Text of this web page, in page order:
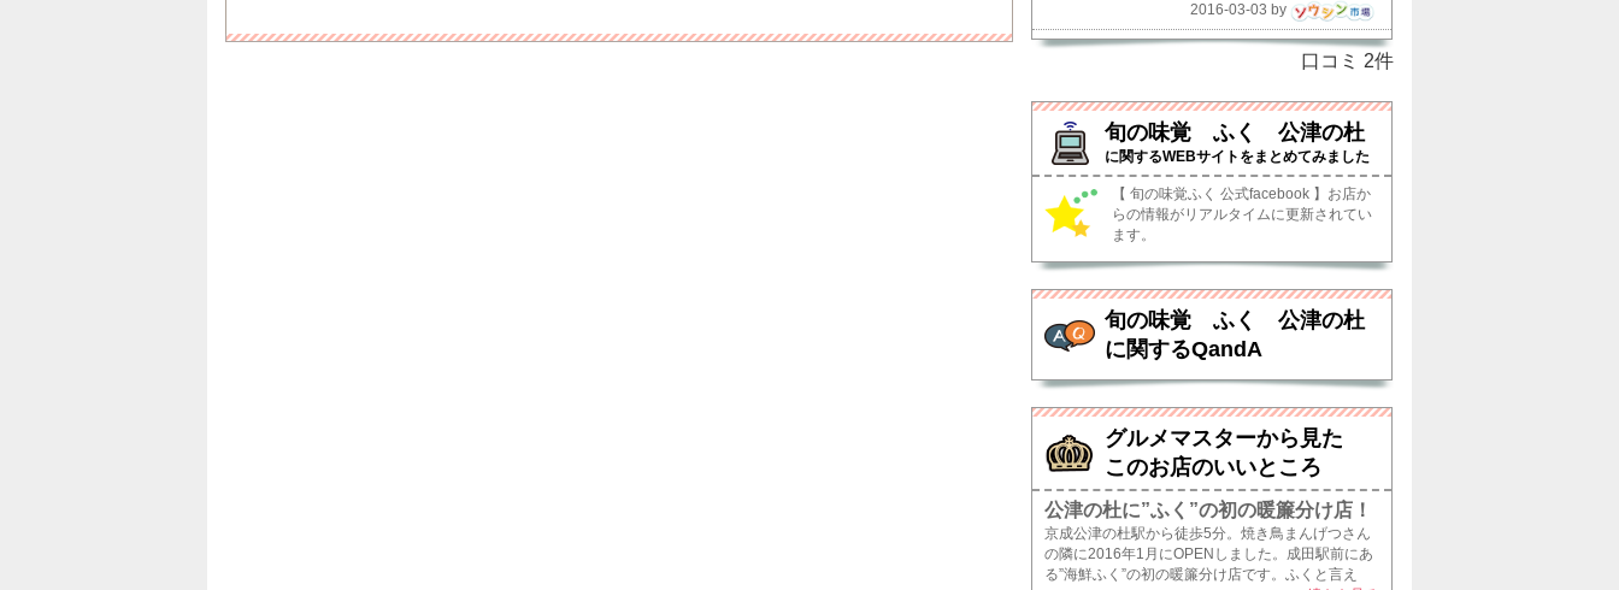
2016-03-03 by
口コミ 2件
旬の味覚 ふく 公津の杜
に関するWEBサイトをまとめてみました
【 旬の味覚ふく 公式facebook 】お店か
らの情報がリアルタイムに更新されてい
ます。
旬の味覚 ふく 公津の杜
に関するQandA
グルメマスターから見た
このお店のいいところ
公津の杜に”ふく”の初の暖簾分け店！
京成公津の杜駅から徒歩5分。焼き鳥まんげつさん
の隣に2016年1月にOPENしました。成田駅前にあ
る”海鮮ふく”の初の暖簾分け店です。ふくと言え